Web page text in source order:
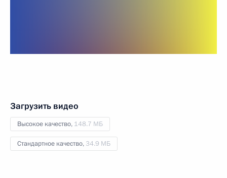
Загрузить видео
Высокое качество, 148.7 МБ
Стандартное качество, 34.9 МБ